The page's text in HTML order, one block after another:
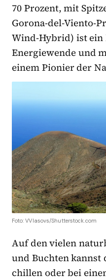
70 Prozent, mit
Gorona-del-Viento-
Wind-Hybrid) ist ein
Energiewende und
einem Pionier der
Foto: VVlasovs/Shutterstock.com
Auf den vielen
und Buchten kannst
chillen oder bei